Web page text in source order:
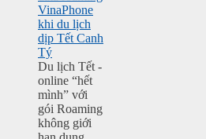
VinaPhone
khi du lịch
dịp Tết Canh
Tý
Du lịch Tết -
online “hết
mình” với
gói Roaming
không giới